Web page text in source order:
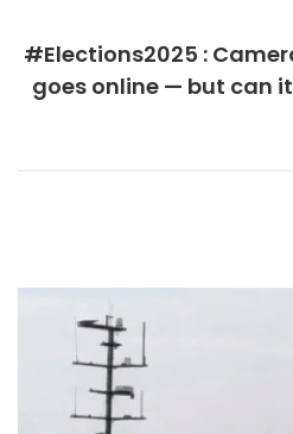
#Elections2025 :
goes online — but can